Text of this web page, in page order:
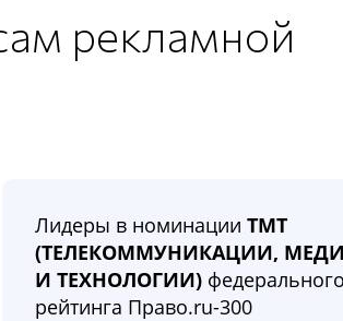
рекламной
Лидеры в номинации ТМТ
(ТЕЛЕКОММУНИКАЦИИ,
И ТЕХНОЛОГИИ) федерального
рейтинга Право.ru-300